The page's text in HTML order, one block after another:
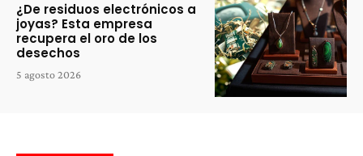
¿De residuos electrónicos a
joyas? Esta empresa
recupera el oro de los
desechos
5 agosto 2026